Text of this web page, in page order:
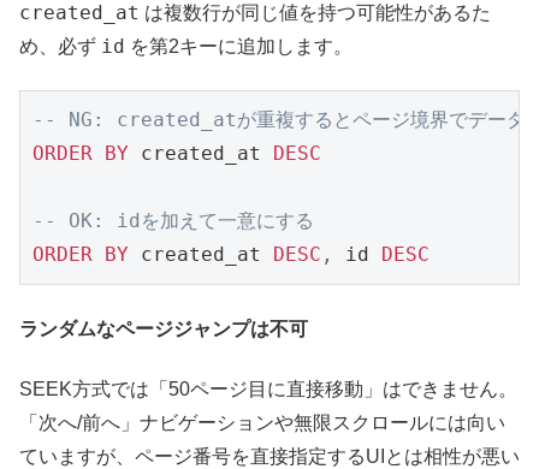
created_at は複数行が同じ値を持つ可能性があるた
め、必ず id を第2キーに追加します。
-- NG: created_atが重複するとページ境界でデータ
ORDER
BY created_at DESC
-- OK: idを加えて一意にする
ORDER
BY created_at DESC , id DESC
ランダムなページジャンプは不可
SEEK方式では「50ページ目に直接移動」はできません。
「次へ/前へ」ナビゲーションや無限スクロールには向い
ていますが、ページ番号を直接指定するUIとは相性が悪い